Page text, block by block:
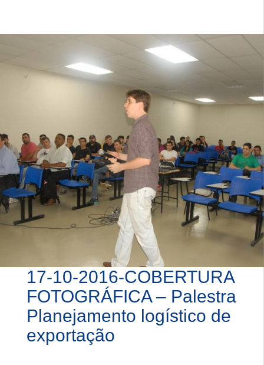
17-10-2016-COBERTURA
FOTOGRÁFICA – Palestra
Planejamento logístico de
exportação